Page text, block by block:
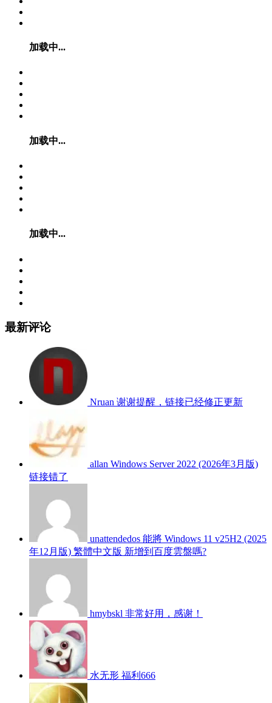
加载中...
加载中...
加载中...
最新评论
Nruan 谢谢提醒，链接已经修正更新
allan Windows Server 2022 (2026年3月版)
链接错了
unattendedos 能將 Windows 11 v25H2 (2025
年12月版) 繁體中文版 新增到百度雲盤嗎?
hmybskl 非常好用，感谢！
水无形 福利666